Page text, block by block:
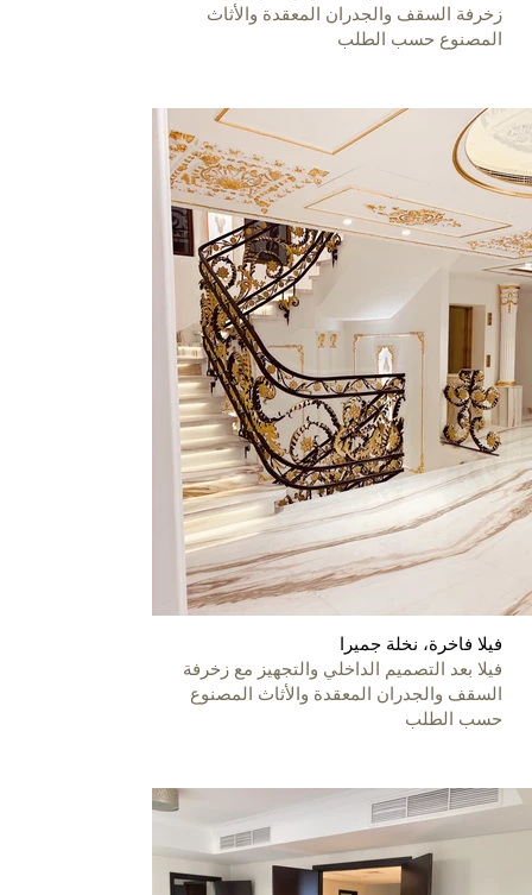
زخرفة السقف والجدران المعقدة والأثاث
المصنوع حسب الطلب
فيلا فاخرة، نخلة جميرا
فيلا بعد التصميم الداخلي والتجهيز مع زخرفة
السقف والجدران المعقدة والأثاث المصنوع
حسب الطلب